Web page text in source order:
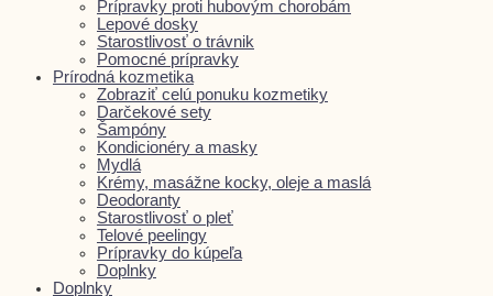
Prípravky proti hubovým chorobám
Lepové dosky
Starostlivosť o trávnik
Pomocné prípravky
Prírodná kozmetika
Zobraziť celú ponuku kozmetiky
Darčekové sety
Šampóny
Kondicionéry a masky
Mydlá
Krémy, masážne kocky, oleje a maslá
Deodoranty
Starostlivosť o pleť
Telové peelingy
Prípravky do kúpeľa
Doplnky
Doplnky